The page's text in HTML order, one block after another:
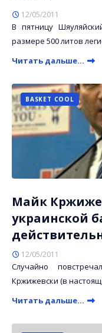
12/05/2011
В пятницу
размере 500 литов
Читать дальше...
BASKET COOL
Майк
украинской
12/05/2011
Случайно
Кржижевски (в
Читать дальше...